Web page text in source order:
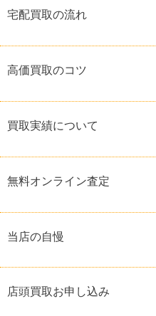
宅配買取の流れ
高価買取のコツ
買取実績について
無料オンライン査定
当店の自慢
店頭買取お申し込み